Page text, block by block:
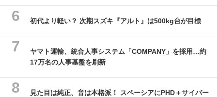
初代より軽い？ 次期スズキ『アルト』は500kg台が目標
ヤマト運輸、統合人事システム「COMPANY」を採用…約
17万名の人事基盤を刷新
見た目は純正、音は本格派！ スペーシアにPHD＋サイバー